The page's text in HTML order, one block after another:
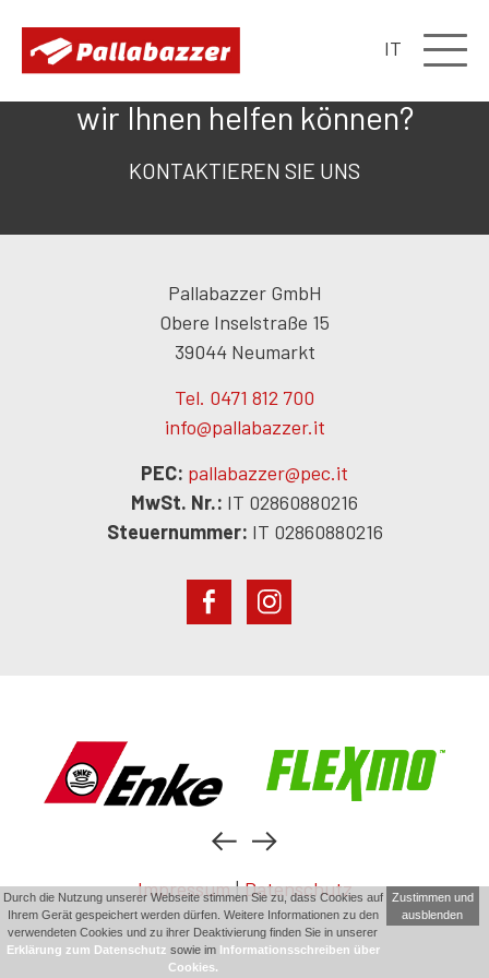
IT
Haben Sie ein Projekt, bei dem
wir Ihnen helfen können?
KONTAKTIEREN SIE UNS
Pallabazzer GmbH
Obere Inselstraße 15
39044 Neumarkt
Tel. 0471 812 700
info@pallabazzer.it
PEC: pallabazzer@pec.it
MwSt. Nr.: IT 02860880216
Steuernummer: IT 02860880216
Impressum | Datenschutz
Durch die Nutzung unserer Webseite stimmen Sie zu, dass Cookies auf
Ihrem Gerät gespeichert werden dürfen. Weitere Informationen zu den
verwendeten Cookies und zu ihrer Deaktivierung finden Sie in unserer
Erklärung zum Datenschutz sowie im Informationsschreiben über
Cookies.
Zustimmen und
ausblenden